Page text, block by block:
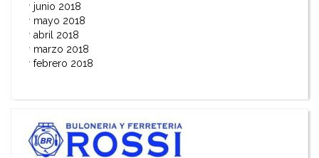
junio 2018
mayo 2018
abril 2018
marzo 2018
febrero 2018